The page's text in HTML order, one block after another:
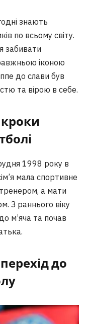
знають
по всьому світу.
забивати
іконою
до слави був
та вірою в себе.
1998 року в
мала спортивне
а мати
З раннього віку
м’яча та почав
до